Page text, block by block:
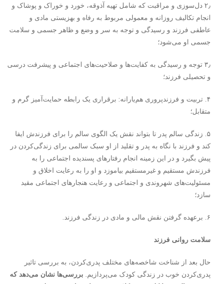
۲٫ دل‌سوزی و مراقبت که شامل تهیه آذوقه، خورد و خوراک و پوشاک و
انجام تکالیف روزانه و معمولی مربوط به رفاه و بهزیستی مادی و
عاطفی فرزند و رسیدگی و توجه به سر و وضع و ظاهر جسمی و سلامت
جسمی او می‌شود؛
۳٫ توجه و رسیدگی به کفایت‌ها و صلاحیت‌های اجتماعی و پیشرفت درسی
و تحصیلی فرزند؛
۴. تربیت و فرزندپروری هم‌یارانه: برقراری یک رابطه حمایت‌آمیز گرم و
متقابل؛
۵. زندگی سالم پدر تا بتواند نقش یک الگوی سالم را برای فرزندش ایفا
کند و فرزند با نگاه به پدر و تقلید از او سبک سالمی برای زندگی‌کردن در
پیش بگیرد و در این زمینه انجام رفتارهای پسندیده اجتماعی را به
فرزندش مستقیم و غیرمستقیم بیاموزد و او را به رعایت اخلاق و
مسئولیت‌های شهروندی و اجتماعی و رعایت هنجارهای اجتماعی مقید
سازد؛
۶. برعهده گرفتن نقش مالی و مادی در زندگی فرزند.
سلامت روانی فرزند
حال بعد از شناخت شاخصه‌های مختلف پدری‌کردن، به بررسی تاثیر
پدری‌کردن خوب در زندگی کودک می‌پردازیم. بررسی‌ها نشان می‌دهد که